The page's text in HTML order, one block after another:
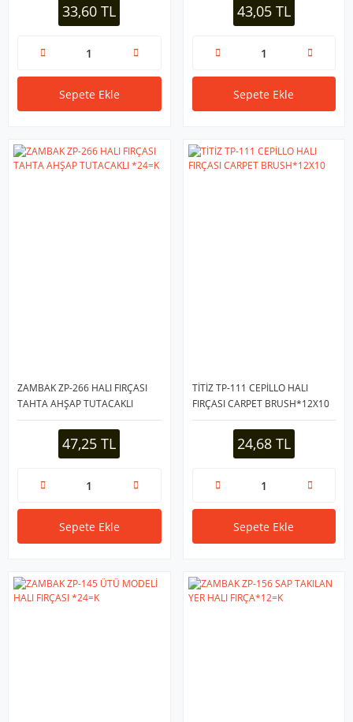
33,60 TL
Sepete Ekle
43,05 TL
Sepete Ekle
ZAMBAK ZP-266 HALI FIRÇASI
TAHTA AHŞAP TUTACAKLI
*24=K
47,25 TL
Sepete Ekle
TİTİZ TP-111 CEPİLLO HALI
FIRÇASI CARPET BRUSH*12X10
24,68 TL
Sepete Ekle